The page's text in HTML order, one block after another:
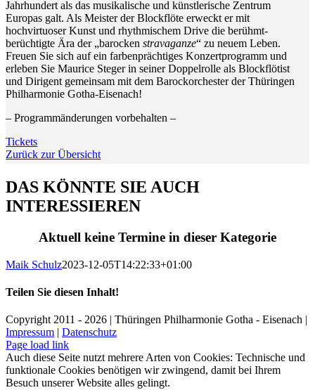
Jahrhundert als das musikalische und künstlerische Zentrum
Europas galt. Als Meister der Blockflöte erweckt er mit
hochvirtuoser Kunst und rhythmischem Drive die berühmt-
berüchtigte Ära der „barockenstravaganze“ zu neuem Leben.
Freuen Sie sich auf ein farbenprächtiges Konzertprogramm und
erleben Sie Maurice Steger in seiner Doppelrolle als Blockflötist
und Dirigent gemeinsam mit dem Barockorchester der Thüringen
Philharmonie Gotha-Eisenach!
– Programmänderungen vorbehalten –
Tickets
Zurück zur Übersicht
DAS KÖNNTE SIE AUCH
INTERESSIEREN
Aktuell keine Termine in dieser Kategorie
Maik Schulz2023-12-05T14:22:33+01:00
Teilen Sie diesen Inhalt!
Facebook
X
LinkedIn
E-
Mail
Copyright 2011 - 2026 | Thüringen Philharmonie Gotha - Eisenach |
Impressum | Datenschutz
Facebook
Instagram
WhatsApp
YouTube
E-
Mail
Telefon
Page load link
Auch diese Seite nutzt mehrere Arten von Cookies: Technische und
funktionale Cookies benötigen wir zwingend, damit bei Ihrem
Besuch unserer Website alles gelingt.